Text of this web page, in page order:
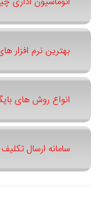
بهترین نرم ‌افزار
انواع روش های
سامانه ارسال